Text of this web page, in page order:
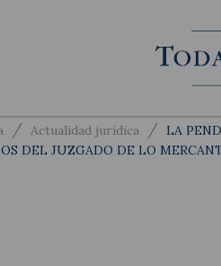
/ Actualidad jurídica /
LA
DEL JUZGADO DE LO